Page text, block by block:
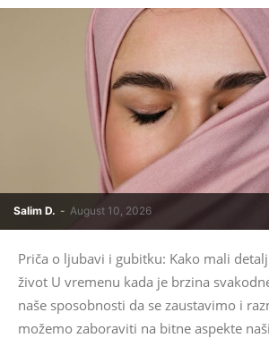
Salim D. - August 10, 2026
Priča o ljubavi i gubitku: Kako mali
život U vremenu kada je brzina
naše sposobnosti da se zaustavimo i
možemo zaboraviti na bitne aspekte